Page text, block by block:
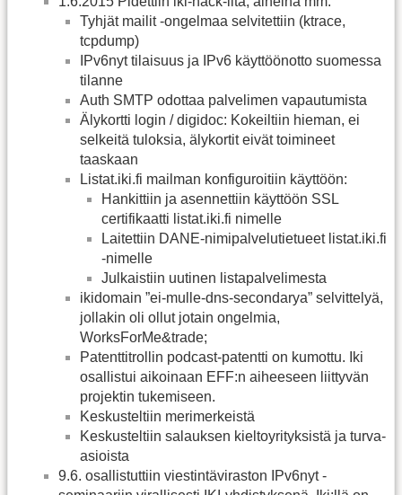
Tyhjät mailit -ongelmaa selvitettiin (ktrace,
tcpdump)
IPv6nyt tilaisuus ja IPv6 käyttöönotto suomessa
tilanne
Auth SMTP odottaa palvelimen vapautumista
Älykortti login / digidoc: Kokeiltiin hieman, ei
selkeitä tuloksia, älykortit eivät toimineet
taaskaan
Listat.iki.fi mailman konfiguroitiin käyttöön:
Hankittiin ja asennettiin käyttöön SSL
certifikaatti listat.iki.fi nimelle
Laitettiin DANE-nimipalvelutietueet listat.iki.fi
-nimelle
Julkaistiin uutinen listapalvelimesta
ikidomain ”ei-mulle-dns-secondarya” selvittelyä,
jollakin oli ollut jotain ongelmia,
WorksForMe&trade;
Patenttitrollin podcast-patentti on kumottu. Iki
osallistui aikoinaan EFF:n aiheeseen liittyvän
projektin tukemiseen.
Keskusteltiin merimerkeistä
Keskusteltiin salauksen kieltoyrityksistä ja turva-
asioista
9.6. osallistuttiin viestintäviraston IPv6nyt -